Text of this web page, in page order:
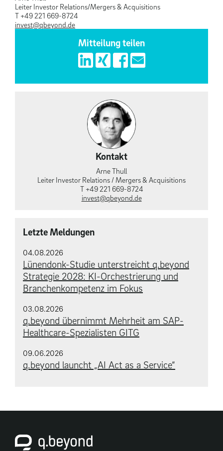
Leiter Investor Relations/Mergers & Acquisitions
T +49 221 669-8724
invest@qbeyond.de
Mitteilung teilen
Kontakt
Arne Thull
Leiter Investor Relations / Mergers & Acquisitions
T +49 221 669-8724
invest@qbeyond.de
Letzte Meldungen
04.08.2026
Lünendonk-Studie unterstreicht q.beyond
Strategie 2028: KI-Orchestrierung und
Branchenkompetenz im Fokus
03.08.2026
q.beyond übernimmt Mehrheit am SAP-
Healthcare-Spezialisten GITG
09.06.2026
q.beyond launcht „AI Act as a Service“